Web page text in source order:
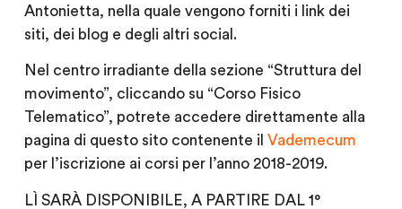
Antonietta, nella quale vengono forniti i link dei
siti, dei blog e degli altri social.
Nel centro irradiante della sezione “Struttura del
movimento”, cliccando su “Corso Fisico
Telematico”, potrete accedere direttamente alla
pagina di questo sito contenente il Vademecum
per l’iscrizione ai corsi per l’anno 2018-2019.
LÌ SARÀ DISPONIBILE, A PARTIRE DAL 1°